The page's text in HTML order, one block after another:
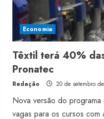
Economia
Têxtil terá 40%
Pronatec
Redação 20 de setembro
Nova versão do
vagas para os cursos com